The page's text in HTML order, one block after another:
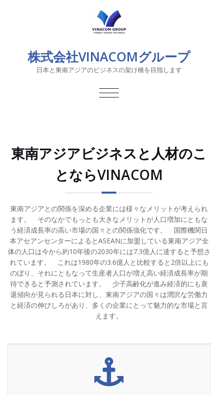
株式会社VINACOMグループ
日本と東南アジアのビジネスの架け橋を目指します
TOGGLE
東南アジアビジネスと人材のこ
とならVINACOM
東南アジアとの関係を深める企業には様々なメリットが考えられ
ます。 そのなかでもっとも大きなメリットが人口増加にともな
う経済成長率の高い市場の国々との関係強化です。 国際機関日
本アセアンセンターによるとASEANに加盟している東南アジア全
体の人口は今から約10年後の2030年には7.3億人に達すると予想さ
れています。 これは1980年の3.6億人と比較すると2倍以上にも
のぼり、それにともなって生産者人口が増え高い経済成長率が期
待できると予測されています。 少子高齢化が進み経済的にも衰
退傾向が見られる日本に対し、東南アジアの国々は潤沢な労働力
と経済の伸びしろがあり、多くの企業にとって魅力的な市場と言
えます。